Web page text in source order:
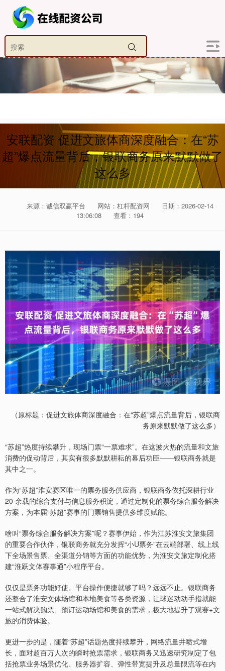
安联配资 促进文旅体商深度融合：在“苏
超”爆点流量背后，银联商务原来默默做了
这么多
来源：诚信双赢平台 网站：杠杆配资网
日期：2026-02-14
13:06:08
查看：194
（原标题：促进文旅体商深度融合：在“苏超”爆点流量背后，银联商
务原来默默做了这么多）
“苏超”热度持续攀升，现场门票“一票难求”。在这波火热的流量和文旅
消费的促动背后，其实有很多默默耕耘的幕后功臣——银联商务就是
其中之一。
作为“苏超”淮安赛区唯一的票务服务供应商，银联商务依托深耕行业
20 余载的综合支付与信息服务积淀，通过定制化的票务综合服务解决
方案，为本届“苏超”赛事的门票销售提供多维度赋能。
啥叫“票务综合服务解决方案”呢？赛事伊始，作为江苏淮安文旅集团
的重要合作伙伴，银联商务就充分发挥“小U票务”在云端部署、线上线
下全场景售票、全渠道分销等方面的功能优势，为淮安文旅定制化搭
建“淮跃文体赛事通”小程序平台。
仅仅是票务功能好使、平台操作便捷就够了吗？远远不止。银联商务
还整合了淮安文体场馆和本地美食等各类资源，让球迷动动手指就能
一站式解决购票、预订运动场馆和美食的需求，极大地提升了观赛+文
旅的消费体验。
更进一步的是，随着“苏超”话题热度持续攀升，网络流量井喷式增
长，面对超百万人次的瞬时抢票需求，银联商务又迅速研究制定了包
括抢票业务场景优化、服务器扩容、弹性带宽提升及总量限流等在内